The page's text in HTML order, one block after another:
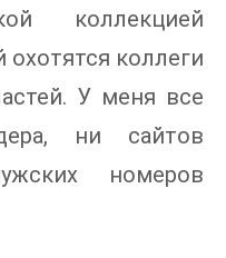
коллекцией
коллеги
У меня все
ни сайтов
номеров